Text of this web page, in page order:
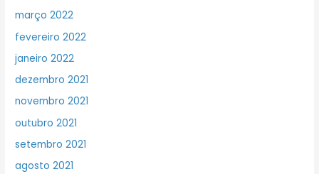
março 2022
fevereiro 2022
janeiro 2022
dezembro 2021
novembro 2021
outubro 2021
setembro 2021
agosto 2021